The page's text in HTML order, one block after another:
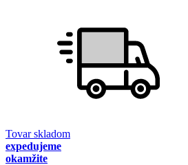
Tovar skladom
expedujeme
okamžite